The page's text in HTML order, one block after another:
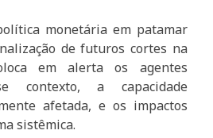
monetária em patamar
de futuros cortes na
em alerta os agentes
contexto, a capacidade
afetada, e os impactos
sistêmica.